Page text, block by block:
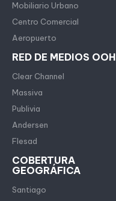
Mobiliario Urbano
Centro Comercial
Aeropuerto
RED DE MEDIOS OOH
Clear Channel
Massiva
Publivia
Andersen
Flesad
COBERTURA
GEOGRÁFICA
Santiago